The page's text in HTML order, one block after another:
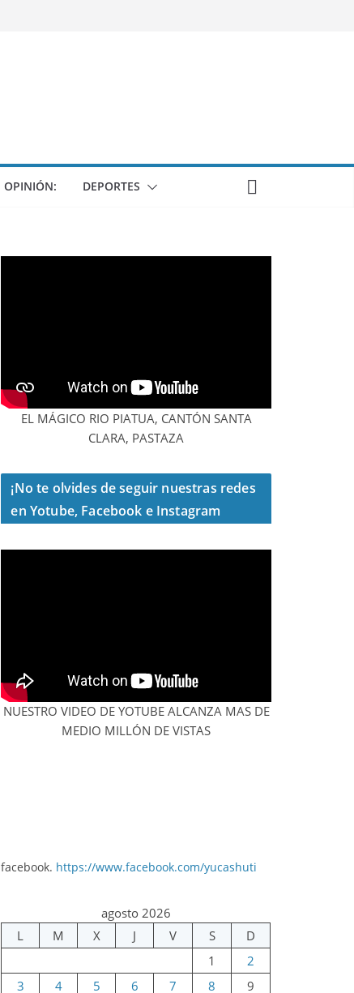
OPINIÓN: DEPORTES
EL MÁGICO RIO PIATUA, CANTÓN SANTA
CLARA, PASTAZA
¡No te olvides de seguir nuestras redes
en Yotube, Facebook e Instagram
NUESTRO VIDEO DE YOTUBE ALCANZA MAS DE
MEDIO MILLÓN DE VISTAS
facebook. https://www.facebook.com/yucashuti
agosto 2026
L
M X J V S
D
1
2
3
4 5 6 7 8
9